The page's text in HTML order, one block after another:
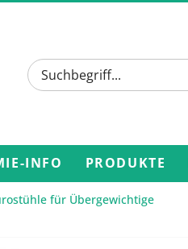
INFO PRODUKTE
für Übergewichtige